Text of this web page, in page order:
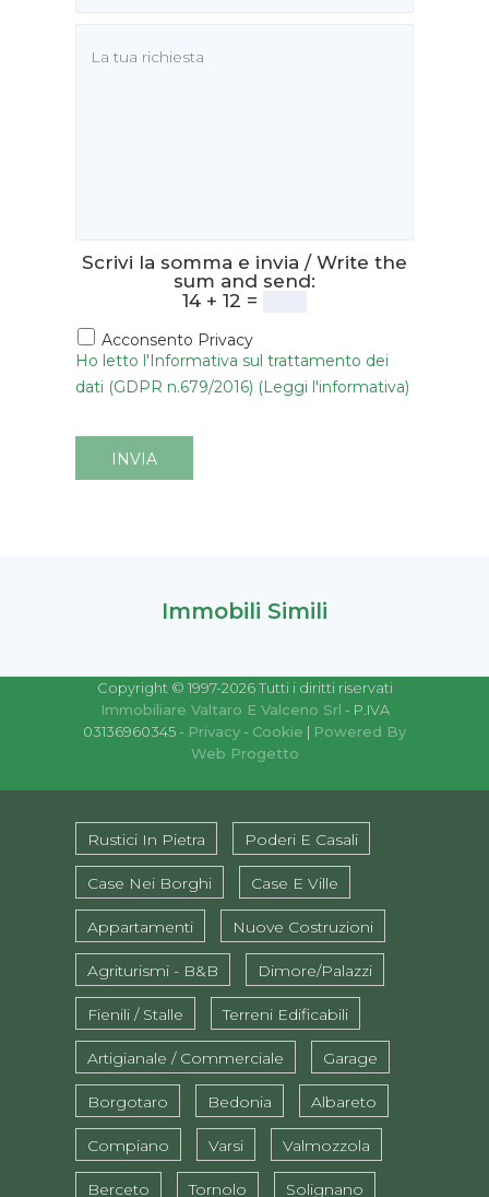
Scrivi la somma e invia / Write the
sum and send:
14 + 12 =
Acconsento Privacy
Ho letto l'Informativa sul trattamento dei
dati (GDPR n.679/2016) (Leggi l'informativa)
INVIA
Immobili Simili
Copyright © 1997-2026 Tutti i diritti riservati
Immobiliare Valtaro E Valceno Srl - P.IVA
03136960345 - Privacy - Cookie | Powered By
Web Progetto
Rustici In Pietra Poderi E Casali
Case Nei Borghi Case E Ville
Appartamenti Nuove Costruzioni
Agriturismi - B&B Dimore/Palazzi
Fienili / Stalle Terreni Edificabili
Artigianale / Commerciale Garage
Borgotaro Bedonia Albareto
Compiano Varsi Valmozzola
Berceto Tornolo Solignano